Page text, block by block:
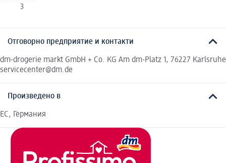
3
Отговорно предприятие и контакти
dm-drogerie markt GmbH + Co. KG Am dm-Platz 1, 76227 Karlsruhe
servicecenter@dm.de
Произведено в
EC, Германия